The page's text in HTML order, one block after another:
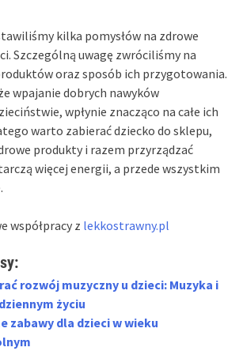
kilka pomysłów na zdrowe
Szczególną uwagę zwróciliśmy na
oraz sposób ich przygotowania.
wpajanie dobrych nawyków
wpłynie znacząco na całe ich
warto zabierać dziecko do sklepu,
produkty i razem przyrządzać
więcej energii, a przede wszystkim
współpracy z lekkostrawny.pl
rozwój muzyczny u dzieci: Muzyka i
życiu
zabawy dla dzieci w wieku